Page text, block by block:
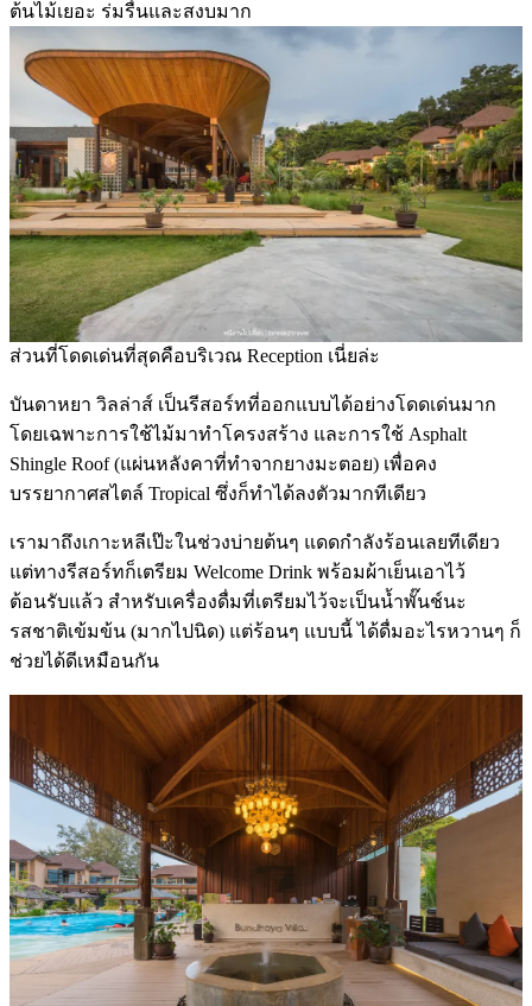
ต้นไม้เยอะ ร่มรื่นและสงบมาก
ส่วนที่โดดเด่นที่สุดคือบริเวณ Reception เนี่ยล่ะ
บันดาหยา วิลล่าส์ เป็นรีสอร์ทที่ออกแบบได้อย่างโดดเด่นมาก
โดยเฉพาะการใช้ไม้มาทำโครงสร้าง และการใช้ Asphalt
Shingle Roof (แผ่นหลังคาที่ทำจากยางมะตอย) เพื่อคง
บรรยากาศสไตล์ Tropical ซึ่งก็ทำได้ลงตัวมากทีเดียว
เรามาถึงเกาะหลีเป๊ะในช่วงบ่ายต้นๆ แดดกำลังร้อนเลยทีเดียว
แต่ทางรีสอร์ทก็เตรียม Welcome Drink พร้อมผ้าเย็นเอาไว้
ต้อนรับแล้ว สำหรับเครื่องดื่มที่เตรียมไว้จะเป็นน้ำพั๊นช์นะ
รสชาติเข้มข้น (มากไปนิด) แต่ร้อนๆ แบบนี้ ได้ดื่มอะไรหวานๆ ก็
ช่วยได้ดีเหมือนกัน